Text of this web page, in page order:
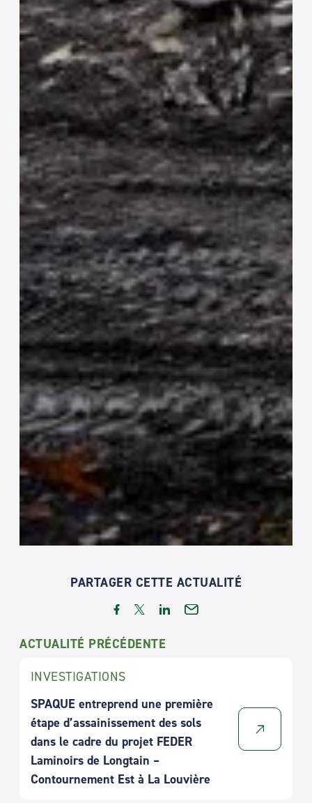
PARTAGER CETTE ACTUALITÉ
ACTUALITÉ PRÉCÉDENTE
INVESTIGATIONS
SPAQUE entreprend une première
étape d’assainissement des sols
dans le cadre du projet FEDER
Laminoirs de Longtain –
Contournement Est à La Louvière